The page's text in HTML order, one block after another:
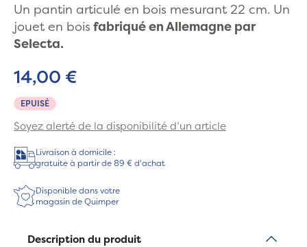
Un pantin articulé en bois mesurant 22 cm. Un
jouet en bois fabriqué en Allemagne par
Selecta.
EPUISÉ
14,00 €
Soyez alerté de la disponibilité d’un article
Livraison à domicile :
gratuite à partir de 89 € d'achat
Disponible dans votre
magasin de Quimper
Description du produit